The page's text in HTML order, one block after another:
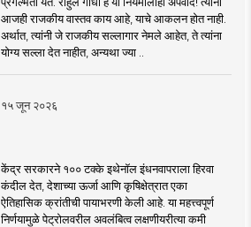
आजही राजकीय वास्तव काय आहे, याचे आकलन होत नाही.
अर्थात, त्यांनी जे राजकीय सल्लागार नेमले आहेत, ते त्यांना
योग्य सल्ला देत नाहीत, अन्यथा ज्या ..
१५ जून २०२६
केंद्र सरकारने १०० टक्के इथेनॉल इंधनवापराला हिरवा
कंदील देत, देशाच्या ऊर्जा आणि कृषिक्षेत्रात एका
ऐतिहासिक क्रांतीची पायाभरणी केली आहे. या महत्त्वपूर्ण
निर्णयामुळे पेट्रोलवरील अवलंबित्व लक्षणीयरीत्या कमी